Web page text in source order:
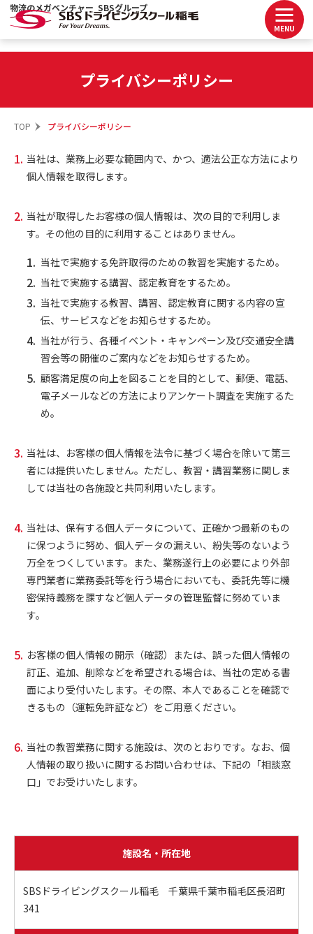
物流のメガベンチャー SBSグループ
MENU
プライバシーポリシー
TOP プライバシーポリシー
当社は、業務上必要な範囲内で、かつ、適法公正な方法により
個人情報を取得します。
当社が取得したお客様の個人情報は、次の目的で利用しま
す。その他の目的に利用することはありません。
当社で実施する免許取得のための教習を実施するため。
当社で実施する講習、認定教育をするため。
当社で実施する教習、講習、認定教育に関する内容の宣
伝、サービスなどをお知らせするため。
当社が行う、各種イベント・キャンペーン及び交通安全講
習会等の開催のご案内などをお知らせするため。
顧客満足度の向上を図ることを目的として、郵便、電話、
電子メールなどの方法によりアンケート調査を実施するた
め。
当社は、お客様の個人情報を法令に基づく場合を除いて第三
者には提供いたしません。ただし、教習・講習業務に関しま
しては当社の各施設と共同利用いたします。
当社は、保有する個人データについて、正確かつ最新のもの
に保つように努め、個人データの漏えい、紛失等のないよう
万全をつくしています。また、業務遂行上の必要により外部
専門業者に業務委託等を行う場合においても、委託先等に機
密保持義務を課すなど個人データの管理監督に努めていま
す。
お客様の個人情報の開示（確認）または、誤った個人情報の
訂正、追加、削除などを希望される場合は、当社の定める書
面により受付いたします。その際、本人であることを確認で
きるもの（運転免許証など）をご用意ください。
当社の教習業務に関する施設は、次のとおりです。なお、個
人情報の取り扱いに関するお問い合わせは、下記の「相談窓
口」でお受けいたします。
施設名・所在地
SBSドライビングスクール稲毛 千葉県千葉市稲毛区長沼町
341